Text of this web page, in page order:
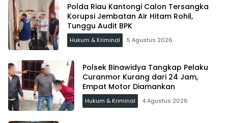
Polda Riau Kantongi Calon Tersangka
Korupsi Jembatan Air Hitam Rohil,
Tunggu Audit BPK
Hukum & Kriminal 5 Agustus 2026
Polsek Binawidya Tangkap Pelaku
Curanmor Kurang dari 24 Jam,
Empat Motor Diamankan
Hukum & Kriminal 4 Agustus 2026